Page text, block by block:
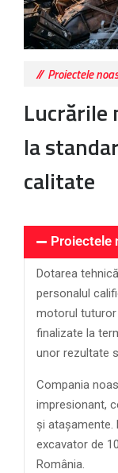
Proiectele
Lucrările
la
calitate
Proiectele
Dotarea
personalul
motorul
finalizate la
unor rezultate
Compania
impresionant,
și atașamente.
excavator de
România.